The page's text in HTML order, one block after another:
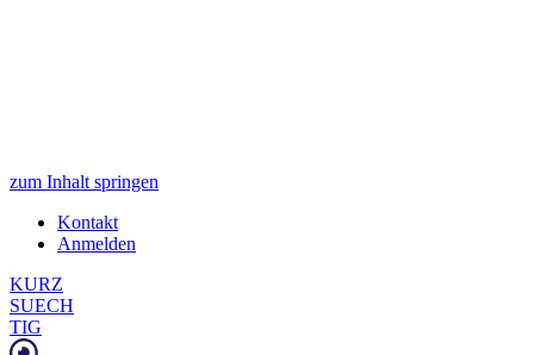
zum Inhalt springen
Kontakt
Anmelden
KURZ
SUECH
TIG